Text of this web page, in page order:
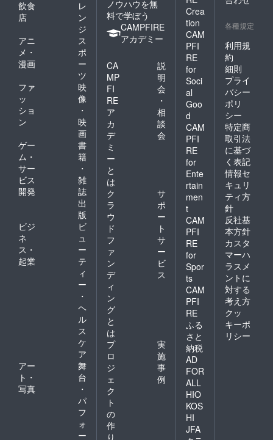
シュ
ル3層構
造の素
材の生
地を使
用。 堅
牢で3層
の厚み
があり
フィッ
トした
装着感
に優れ
ていま
す。 生
地の厚
みに対
して通
気性が
高く群
れや息
苦しさ
を軽
減。 洗
浄によ
る型崩
れをせ
ず耐久
性があ
り、
オー
バーマ
スクに
最適で
造の素
地を使
用。 堅
牢で3層
の厚み
があり
フィッ
トした
装着感
に優れ
ていま
す。 生
地の厚
みに対
して通
気性が
高く群
れや息
苦しさ
を軽
減。 洗
浄によ
る型崩
れをせ
ず耐久
性があ
り、
バーマ
スクに
最適で
す。 ※
手作り
となり
飲食
店
レ
ン
ジ
アニ
メ・
漫画
ス
ポ
ー
ツ
ファ
ッ
ショ
ン
映
像
・
映
画
ゲー
ム・
サー
ビス
開発
書
籍
・
雑
誌
出
版
ビジ
ネ
ス・
起業
ビ
ュ
ー
テ
ィ
ー
・
ヘ
ル
ス
ケ
ア
アー
ト・
写真
舞
台
・
パ
フ
ォ
ー
ノウハウを無
料で学ぼう
CAMPFIRE
アカデミー
CA
MP
FI
RE
ア
カ
デ
ミ
ー
と
は
説
明
会
・
相
談
会
ク
ラ
ウ
ド
フ
ァ
ン
デ
ィ
ン
グ
と
は
サ
ポ
ー
ト
サ
ー
ビ
ス
プ
ロ
ジ
ェ
ク
ト
の
作
り
実
施
事
例
Crea
tion
CAM
PFI
RE
for
Soci
al
Goo
d
CAM
PFI
RE
for
Ente
rtain
men
t
CAM
PFI
RE
for
Spor
ts
CAM
PFI
RE
ふる
さと
納税
AD
FOR
ALL
HIO
KOS
HI
JFA
各種規定
利用規
約
細則
プライ
バシー
ポリ
シー
特定商
取引法
に基づ
く表記
情報セ
キュリ
ティ方
針
反社基
本方針
カスタ
マーハ
ラスメ
ントに
対する
考え方
クッ
キーポ
リシー